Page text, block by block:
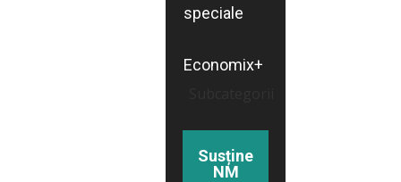
speciale
Economix+
Susține
NM